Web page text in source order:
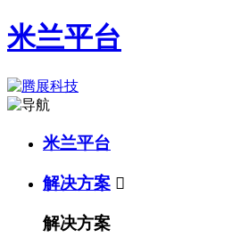
米兰平台
米兰平台
解决方案 
解决方案